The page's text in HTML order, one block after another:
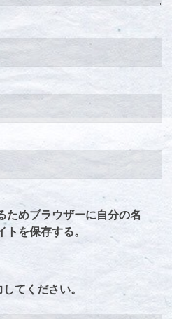
ためブラウザーに自分の名
を保存する。
てください。